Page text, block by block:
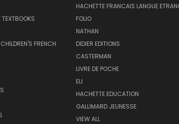
TEXTBOOKS
FRENCH
HACHETTE FRANCAIS LANGUE
FOLIO
NATHAN
DIDIER EDITIONS
CASTERMAN
LIVRE DE POCHE
ELI
HACHETTE EDUCATION
GALLIMARD JEUNESSE
VIEW ALL